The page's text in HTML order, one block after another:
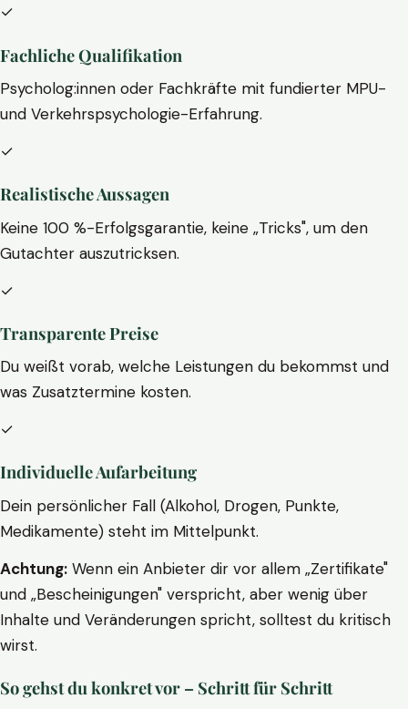
✓
Fachliche Qualifikation
Psycholog:innen oder Fachkräfte mit fundierter MPU-
und Verkehrspsychologie-Erfahrung.
✓
Realistische Aussagen
Keine 100 %-Erfolgsgarantie, keine „Tricks", um den
Gutachter auszutricksen.
✓
Transparente Preise
Du weißt vorab, welche Leistungen du bekommst und
was Zusatztermine kosten.
✓
Individuelle Aufarbeitung
Dein persönlicher Fall (Alkohol, Drogen, Punkte,
Medikamente) steht im Mittelpunkt.
Achtung: Wenn ein Anbieter dir vor allem „Zertifikate"
und „Bescheinigungen" verspricht, aber wenig über
Inhalte und Veränderungen spricht, solltest du kritisch
wirst.
So gehst du konkret vor – Schritt für Schritt